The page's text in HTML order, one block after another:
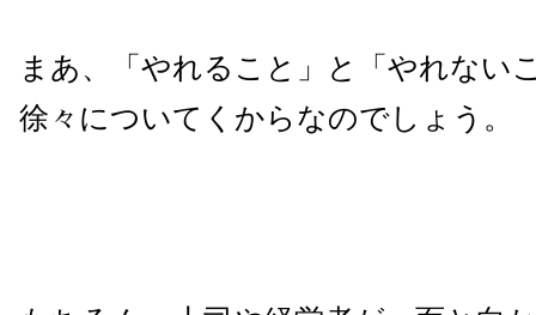
まあ、「やれること」と「やれない
徐々についてくからなのでしょう。